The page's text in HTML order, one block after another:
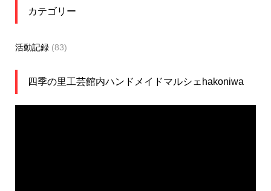
カテゴリー
活動記録(83)
四季の里工芸館内ハンドメイドマルシェhakoniwa